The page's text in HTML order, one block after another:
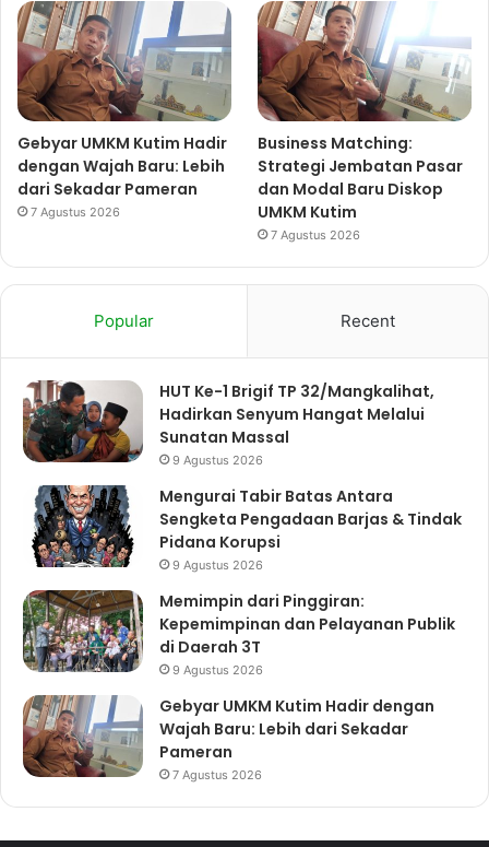
Gebyar UMKM Kutim Hadir
dengan Wajah Baru: Lebih
dari Sekadar Pameran
7 Agustus 2026
Business Matching:
Strategi Jembatan Pasar
dan Modal Baru Diskop
UMKM Kutim
7 Agustus 2026
Popular Recent
HUT Ke-1 Brigif TP 32/Mangkalihat,
Hadirkan Senyum Hangat Melalui
Sunatan Massal
9 Agustus 2026
Mengurai Tabir Batas Antara
Sengketa Pengadaan Barjas & Tindak
Pidana Korupsi
9 Agustus 2026
Memimpin dari Pinggiran:
Kepemimpinan dan Pelayanan Publik
di Daerah 3T
9 Agustus 2026
Gebyar UMKM Kutim Hadir dengan
Wajah Baru: Lebih dari Sekadar
Pameran
7 Agustus 2026